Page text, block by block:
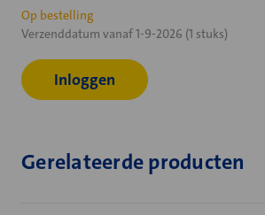
Huidige
voorraad:
Op bestelling
Verzenddatum vanaf 1-9-2026 (1 stuks)
Inloggen
Gerelateerde producten